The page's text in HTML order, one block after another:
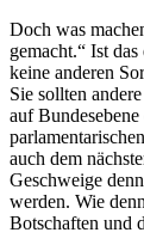
Doch was
gemacht.“ Ist
keine anderen
Sie sollten
auf
auch dem
Geschweige
werden. Wie
Botschaften und